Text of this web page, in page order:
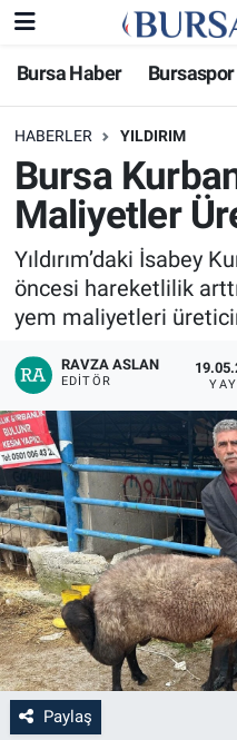
Bursa Haber Bursaspor
HABERLER YILDIRIM
Bursa
Maliyetler
Yıldırım’daki İsabey
öncesi hareketlilik
yem maliyetleri
RAVZA ASLAN
EDITÖR
Paylaş
Bursa Haber
Genel
Politika
Bilim, Teknoloji
KÜLTÜR-SANAT
Yerel
Bursaspor
Gündem
Sağlık
Eğitim
Ekonomi
Dünya
Bursa Nöbetçi
Bursa Hava Durumu
Bursa Namaz
Bursa Trafik
Süper Lig Puan
Tüm Manşetler
Son Dakika
Haber Arşivi